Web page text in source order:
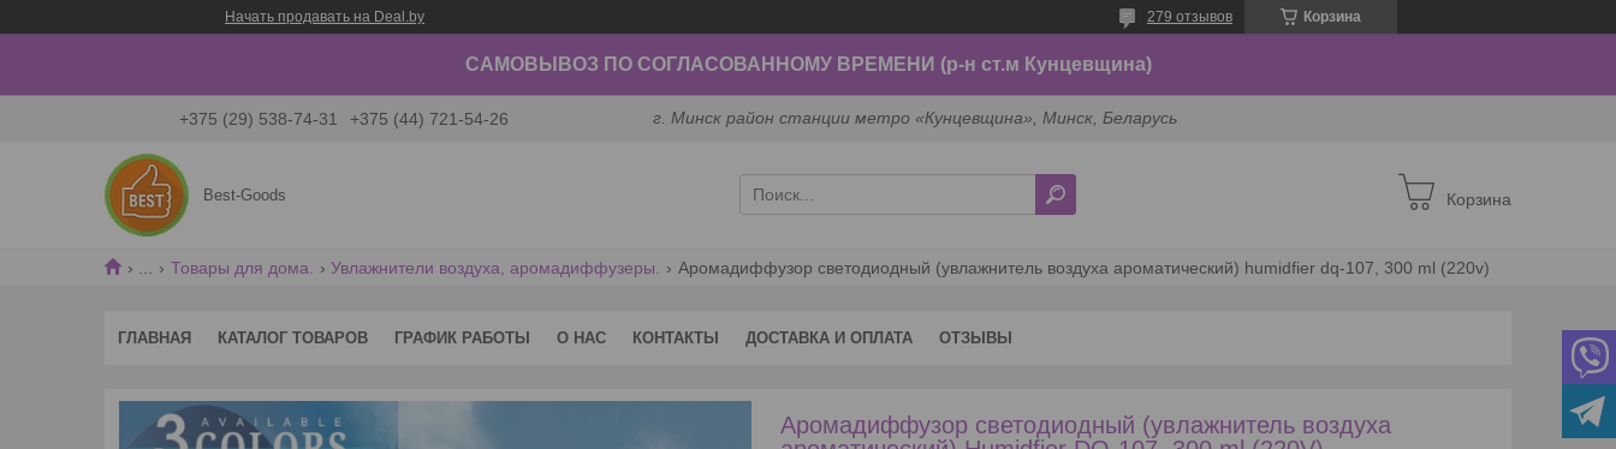
Начать продавать на Deal.by Корзина
279 отзывов
САМОВЫВОЗ ПО СОГЛАСОВАННОМУ ВРЕМЕНИ (р-н ст.м Кунцевщина)
+375 (29) 538-74-31 +375 (44) 721-54-26 г. Минск район станции метро «Кунцевщина», Минск, Беларусь
Best-Goods Корзина
Товары для дома. Увлажнители воздуха, аромадиффузеры. Аромадиффузор светодиодный (увлажнитель воздуха ароматический) humidfier dq-107, 300 ml (220v)
ГЛАВНАЯ КАТАЛОГ ТОВАРОВ ГРАФИК РАБОТЫ О НАС КОНТАКТЫ ДОСТАВКА И ОПЛАТА ОТЗЫВЫ
Аромадиффузор светодиодный (увлажнитель воздуха